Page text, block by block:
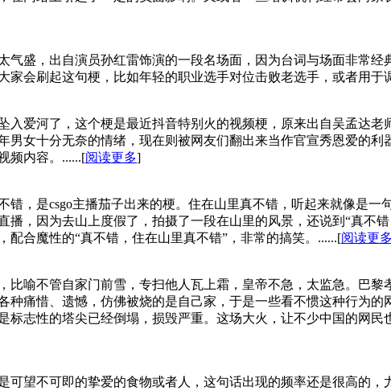
气盛，出自演员孙红雷饰演的一段名场面，因为台词与场面非常
家会刷起这句梗，比如年轻的职业选手对位击败老选手，或者用
入爱河了，这个梗是最近抖音特别火的视频梗，原来出自吴孟达
男女十分无奈的情绪，现在则被网友们翻出来当作官宣秀恩爱的
频内容。......[阅读更多]
错，是csgo主播茄子出来的梗。住在山里真不错，听起来就像是
播，因为去山上度假了，拍摄了一段在山里的风景，还说到“真不
配合魔性的“真不错，住在山里真不错”，非常的搞笑。......[阅读更多
比喻不管自家门前雪，专扫他人瓦上霜，皇帝不急，太监急。巴
种痛惜、遗憾，仿佛被烧的是自己家，于是一些看不惯这种行为
标志性的塔尖已经倒塌，损毁严重。这场大火，让不少中国的网
可望不可即的挚爱的食物或者人，这句话出现的频率还是很高的